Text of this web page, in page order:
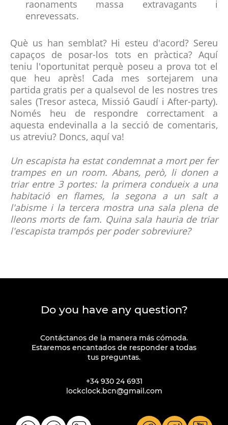
raonaments massa extravagants i
enrevessats.
Què us han semblat? Hi esteu d'acord? Sereu
capaços de posar-los tots en pràctica? Aquí
teniu l'oportunitat perquè poseu a prova tot el
que heu après! Cada mes sortejarem una
partida gratis per a qualsevol de les nostres tres
sales (Tresor asteca, Missió Gaudí i After-party).
Només heu de respondre correctament a
aquesta endevinalla a la secció de comentaris,
us atreviu? Doncs, aquí va!
Un escapista ha estat condemnat a mort per fer
trampes en un room. Abans, però, li donen a
triar entre 3 portes: la primera condueix a una
habitació en flames, la segona a un salt a
l'abisme i la tercera mostra una sala plena de
lleons morts de fam. Quina sala hauria de triar
l'escapista trampós per poder sobreviure?
Do you have any question?
Contáctanos de la manera más cómoda.
Estaremos encantados de responder a todas
tus preguntas.
+34 930 24 6931
lockclock.bcn@gmail.com